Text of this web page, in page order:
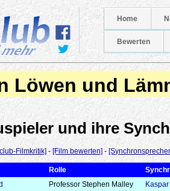
Home
Bewerten
Löwen und
und ihre
Filmkritik] - [Film bewerten] -
Rolle
Professor Stephen Malley